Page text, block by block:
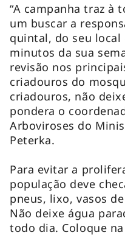
“A campanha traz à
um buscar a
quintal, do seu
minutos da sua
revisão nos
criadouros do
criadouros, não
pondera o
Arboviroses do
Peterka.
Para evitar a
população deve
pneus, lixo, vasos
Não deixe água
todo dia. Coloque